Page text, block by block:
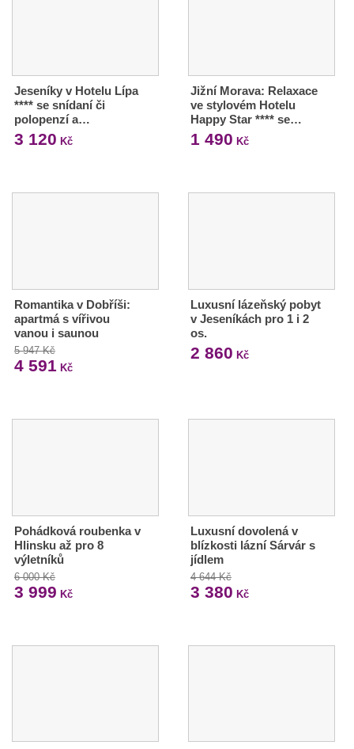
Jeseníky v Hotelu Lípa
**** se snídaní či
polopenzí a…
3 120 Kč
Jižní Morava: Relaxace
ve stylovém Hotelu
Happy Star **** se…
1 490 Kč
Romantika v Dobříši:
apartmá s vířivou
vanou i saunou
5 947 Kč
4 591 Kč
Luxusní lázeňský pobyt
v Jeseníkách pro 1 i 2
os.
2 860 Kč
Pohádková roubenka v
Hlinsku až pro 8
výletníků
6 000 Kč
3 999 Kč
Luxusní dovolená v
blízkosti lázní Sárvár s
jídlem
4 644 Kč
3 380 Kč